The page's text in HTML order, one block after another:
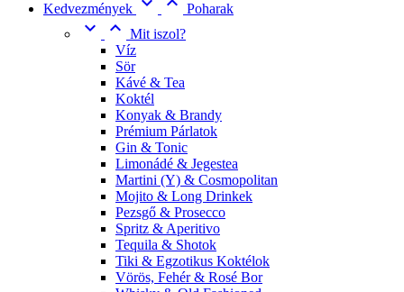
Kedvezmények
Poharak
  Mit iszol?
Víz
Sör
Kávé & Tea
Koktél
Konyak & Brandy
Prémium Párlatok
Gin & Tonic
Limonádé & Jegestea
Martini (Y) & Cosmopolitan
Mojito & Long Drinkek
Pezsgő & Prosecco
Spritz & Aperitivo
Tequila & Shotok
Tiki & Egzotikus Koktélok
Vörös, Fehér & Rosé Bor